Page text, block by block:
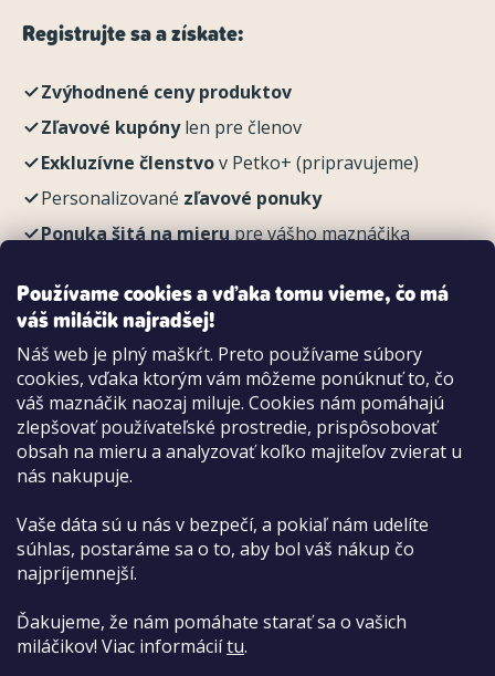
Používame cookies a vďaka tomu vieme, čo má
váš miláčik najradšej!
Náš web je plný maškŕt. Preto používame súbory
cookies, vďaka ktorým vám môžeme ponúknuť to, čo
váš maznáčik naozaj miluje. Cookies nám pomáhajú
zlepšovať používateľské prostredie, prispôsobovať
obsah na mieru a analyzovať koľko majiteľov zvierat u
nás nakupuje.
Vaše dáta sú u nás v bezpečí, a pokiaľ nám udelíte
súhlas, postaráme sa o to, aby bol váš nákup čo
najpríjemnejší.
Ďakujeme, že nám pomáhate starať sa o vašich
miláčikov! Viac informáciítu.
Registrujte sa a získate:
Zvýhodnené ceny produktov
Zľavové kupónylen pre členov
Exkluzívne členstvov Petko+ (pripravujeme)
Personalizované zľavové ponuky
Ponuka šitá na mierupre vášho maznáčika
Možnosti platby:
Dobierkou
Hotovo aj kartou na pobočke